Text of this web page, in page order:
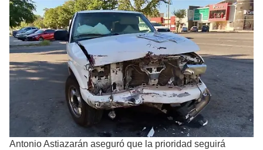
Antonio Astiazarán aseguró que la prioridad seguirá